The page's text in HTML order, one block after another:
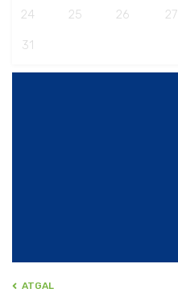
24 25 26 27
31
ATGAL